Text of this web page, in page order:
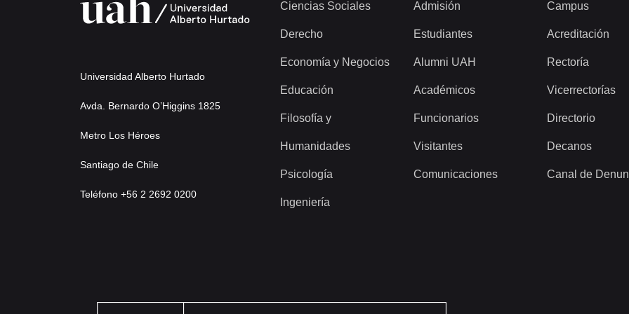
Universidad Alberto Hurtado
Avda. Bernardo O’Higgins 1825
Metro Los Héroes
Santiago de Chile
Teléfono +56 2 2692 0200
Ciencias Sociales
Derecho
Economía y Negocios
Educación
Filosofía y
Humanidades
Psicología
Ingeniería
Admisión
Estudiantes
Alumni UAH
Académicos
Funcionarios
Visitantes
Comunicaciones
Campus
Acreditación
Rectoría
Vicerrectorías
Directorio
Decanos
Canal de